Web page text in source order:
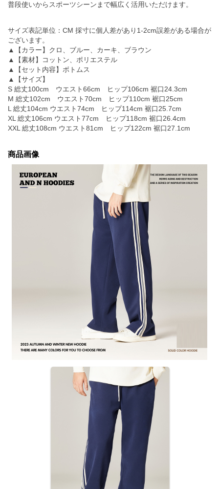
普段使いからスポーツシーンまで幅広く活用いただけます。
サイズ表記単位：CM 採寸に個人差があり1-2cm誤差がある場合が
ございます。
▲【カラー】クロ、ブルー、カーキ、ブラウン
▲【素材】コットン、ポリエステル
▲【セット内容】ボトムス
▲【サイズ】
S 総丈100cm ウエスト66cm ヒップ106cm 裾口24.3cm
M 総丈102cm ウエスト70cm ヒップ110cm 裾口25cm
L 総丈104cm ウエスト74cm ヒップ114cm 裾口25.7cm
XL 総丈106cm ウエスト77cm ヒップ118cm 裾口26.4cm
XXL 総丈108cm ウエスト81cm ヒップ122cm 裾口27.1cm
商品画像